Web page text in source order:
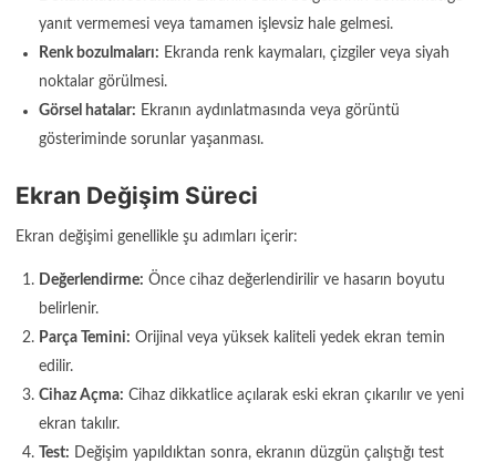
yanıt vermemesi veya tamamen işlevsiz hale gelmesi.
Renk bozulmaları: Ekranda renk kaymaları, çizgiler veya siyah
noktalar görülmesi.
Görsel hatalar: Ekranın aydınlatmasında veya görüntü
gösteriminde sorunlar yaşanması.
Ekran Değişim Süreci
Ekran değişimi genellikle şu adımları içerir:
Değerlendirme: Önce cihaz değerlendirilir ve hasarın boyutu
belirlenir.
Parça Temini: Orijinal veya yüksek kaliteli yedek ekran temin
edilir.
Cihaz Açma: Cihaz dikkatlice açılarak eski ekran çıkarılır ve yeni
ekran takılır.
Test: Değişim yapıldıktan sonra, ekranın düzgün çalıştığı test